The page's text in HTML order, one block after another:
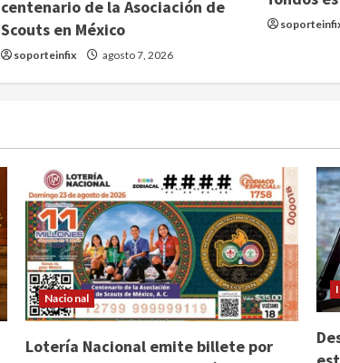
centenario de la Asociación de
Scouts en México
soporteinfix agosto 7, 2026
Nacional
Lotería Nacional emite billete por